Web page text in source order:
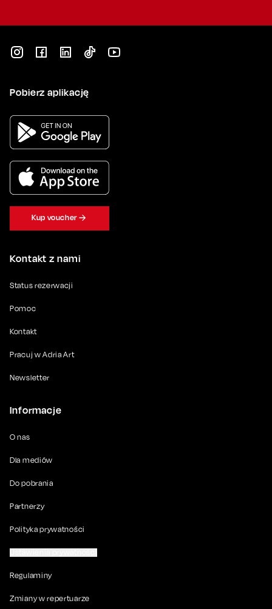
Kontakt z nami
Status rezerwacji
Pomoc
Kontakt
Pracuj w Adria Art
Newsletter
Informacje
O nas
Dla mediów
Do pobrania
Partnerzy
Polityka prywatności
Regulaminy
Zmiany w repertuarze
Pobierz aplikację
Kup voucher